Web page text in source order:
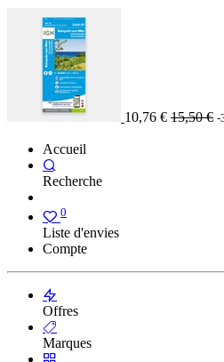
10,76 € 15,50€ -
Accueil
Recherche
0
Liste d'envies
Compte
Offres
Marques